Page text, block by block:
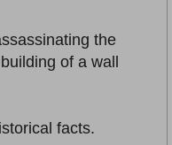
the
of a wall
facts.